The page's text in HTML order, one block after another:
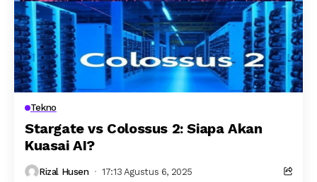
Tekno
Stargate vs Colossus 2: Siapa Akan
Kuasai AI?
Rizal Husen 17:13 Agustus 6, 2025